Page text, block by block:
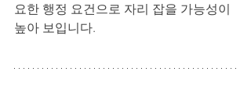
요한 행정 요건으로 자리 잡을 가능성이
높아 보입니다.